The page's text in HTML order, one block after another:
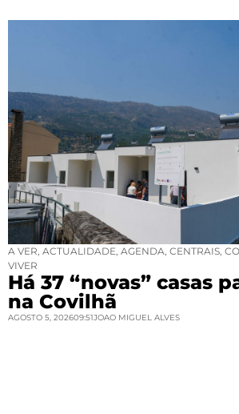
A VER, ACTUALIDADE, AGENDA, CENTRAIS,
VIVER
Há 37 “novas” casas
na Covilhã
AGOSTO 5, 202609:51JOAO MIGUEL ALVES